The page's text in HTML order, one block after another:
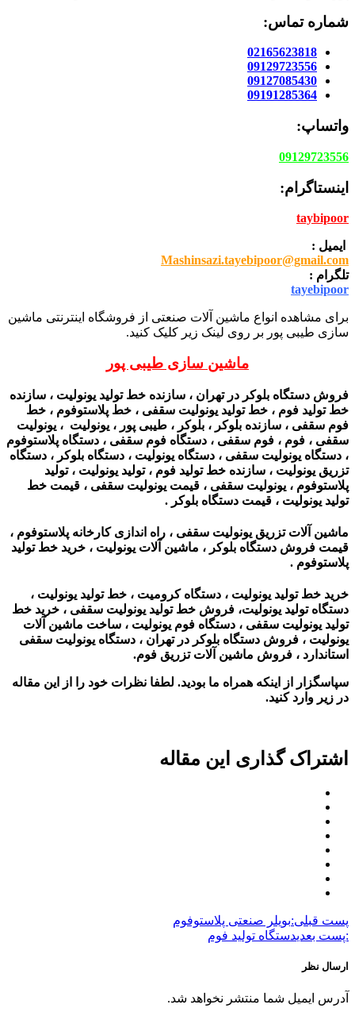
شماره تماس:
02165623818
09129723556
09127085430
09191285364
واتساپ:
09129723556
اینستاگرام:
taybipoor
ایمیل :
Mashinsazi.tayebipoor@gmail.com
تلگرام :
tayebipoor
برای مشاهده انواع ماشین آلات صنعتی از فروشگاه اینترنتی ماشین
سازی طیبی پور بر روی لینک زیر کلیک کنید.
ماشین سازی طیبی پور
فروش دستگاه بلوکر در تهران ، سازنده خط تولید یونولیت ، سازنده
خط تولید فوم ، خط تولید یونولیت سقفی ، خط پلاستوفوم ، خط
فوم سقفی ، سازنده بلوکر ، بلوکر ، طیبی پور ، یونولیت ، یونولیت
سقفی ، فوم ، فوم سقفی ، دستگاه فوم سقفی ، دستگاه پلاستوفوم
، دستگاه یونولیت سقفی ، دستگاه یونولیت ، دستگاه بلوکر ، دستگاه
تزریق یونولیت ، سازنده خط تولید فوم ، تولید یونولیت ، تولید
پلاستوفوم ، یونولیت سقفی ، قیمت یونولیت سقفی ، قیمت خط
تولید یونولیت ، قیمت دستگاه بلوکر .
ماشین آلات تزریق یونولیت سقفی ، راه اندازی کارخانه پلاستوفوم ،
قیمت فروش دستگاه بلوکر ، ماشین آلات یونولیت‌ ، خرید خط تولید
پلاستوفوم .
خرید خط تولید یونولیت ، دستگاه کرومیت ، خط تولید یونولیت ،
دستگاه تولید یونولیت، فروش خط تولید یونولیت سقفی ، خرید خط
تولید یونولیت سقفی ، دستگاه فوم یونولیت ، ساخت ماشین آلات
یونولیت ، فروش دستگاه بلوکر در تهران ، دستگاه یونولیت سقفی
استاندارد ، فروش ماشین آلات تزریق فوم.
سپاسگزار از اینکه همراه ما بودید. لطفا نظرات خود را از این مقاله
در زیر وارد کنید.
اشتراک گذاری این مقاله
پست قبلی:بویلر صنعتی پلاستوفوم
:پست بعدیدستگاه تولید فوم
ارسال نظر
آدرس ایمیل شما منتشر نخواهد شد.